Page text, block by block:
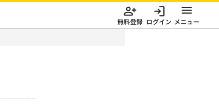
無料登録 ログイン メニュー